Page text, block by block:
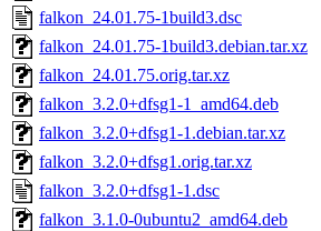
falkon_24.01.75-1build3.dsc
falkon_24.01.75-1build3.debian.tar.xz
falkon_24.01.75.orig.tar.xz
falkon_3.2.0+dfsg1-1_amd64.deb
falkon_3.2.0+dfsg1-1.debian.tar.xz
falkon_3.2.0+dfsg1.orig.tar.xz
falkon_3.2.0+dfsg1-1.dsc
falkon_3.1.0-0ubuntu2_amd64.deb